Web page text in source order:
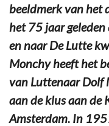
beeldmerk van het
het 75 jaar
en naar De Lutte
Monchy heeft het
van Luttenaar Dolf
aan de klus aan de
Amsterdam. In